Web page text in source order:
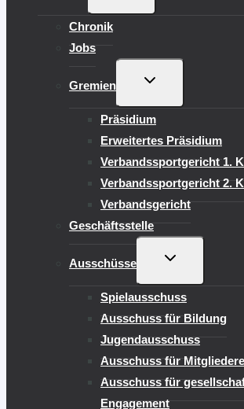
Chronik
Jobs
Gremien
UNTERMENÜ
Präsidium
Erweitertes Präsidium
Verbandssportgericht 1.
Verbandssportgericht 2.
Verbandsgericht
Geschäftsstelle
Ausschüsse
UNTERMENÜ
Spielausschuss
Ausschuss für Bildung
Jugendausschuss
Ausschuss für
Ausschuss für
Engagement